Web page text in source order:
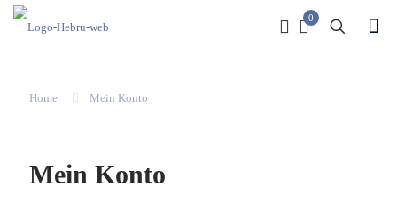
0
Home Mein Konto
Mein Konto